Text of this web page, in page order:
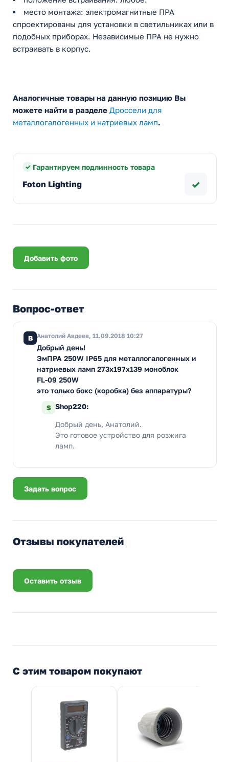
место монтажа: электромагнитные ПРА
спроектированы для установки в светильниках или в
подобных приборах. Независимые ПРА не нужно
встраивать в корпус.
Аналогичные товары на данную позицию Вы
можете найти в разделе Дроссели для
металлогалогенных и натриевых ламп.
Гарантируем подлинность товара
Foton Lighting ✓
Добавить фото
Вопрос-ответ
В Анатолий Авдеев, 11.09.2018 10:27
Добрый день!
ЭмПРА 250W IP65 для металлогалогенных и
натриевых ламп 273x197x139 моноблок
FL-09 250W
это только бокс (коробка) без аппаратуры?
S Shop220:
Добрый день, Анатолий.
Это готовое устройство для розжига
ламп.
Задать вопрос
Отзывы покупателей
Оставить отзыв
С этим товаром покупают